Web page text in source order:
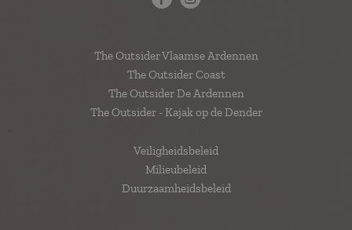
The Outsider Vlaamse Ardennen
The Outsider Coast
The Outsider De Ardennen
The Outsider - Kajak op de Dender
Veiligheidsbeleid
Milieubeleid
Duurzaamheidsbeleid